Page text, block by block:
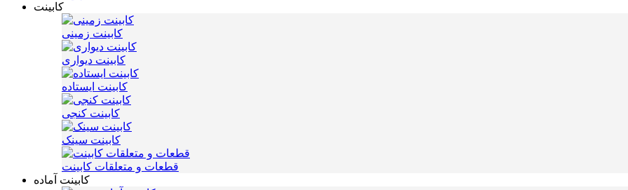
کابینت
کابینت زمینی
کابینت دیواری
کابینت ایستاده
کابینت کنجی
کابینت سینک
قطعات و متعلقات کابینت
کابینت آماده